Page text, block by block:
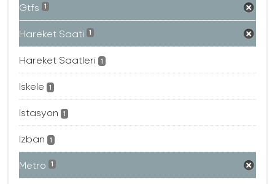
Gtfs 1
Hareket Saati 1
Hareket Saatleri 1
Iskele 1
Istasyon 1
Izban 1
Metro 1